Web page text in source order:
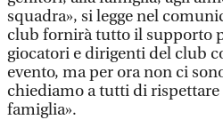
squadra», si legge nel
club fornirà tutto il supporto
giocatori e dirigenti del club
evento, ma per ora non ci
chiediamo a tutti di rispettare
famiglia».